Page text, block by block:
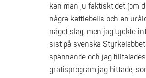
kan man ju faktiskt det (om
några kettlebells och en
något slag, men jag tyckte
sist på svenska
spännande och jag
gratisprogram jag hittade,